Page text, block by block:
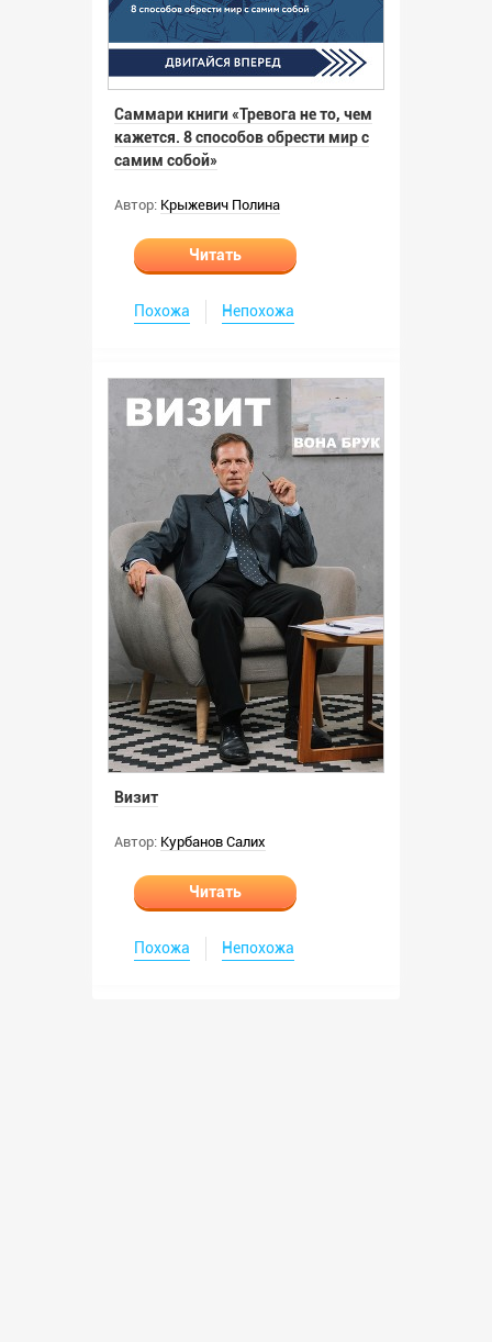
Саммари книги «Тревога не то, чем
кажется. 8 способов обрести мир с
самим собой»
Автор: Крыжевич Полина
Читать
Похожа Непохожа
Визит
Автор: Курбанов Салих
Читать
Похожа Непохожа